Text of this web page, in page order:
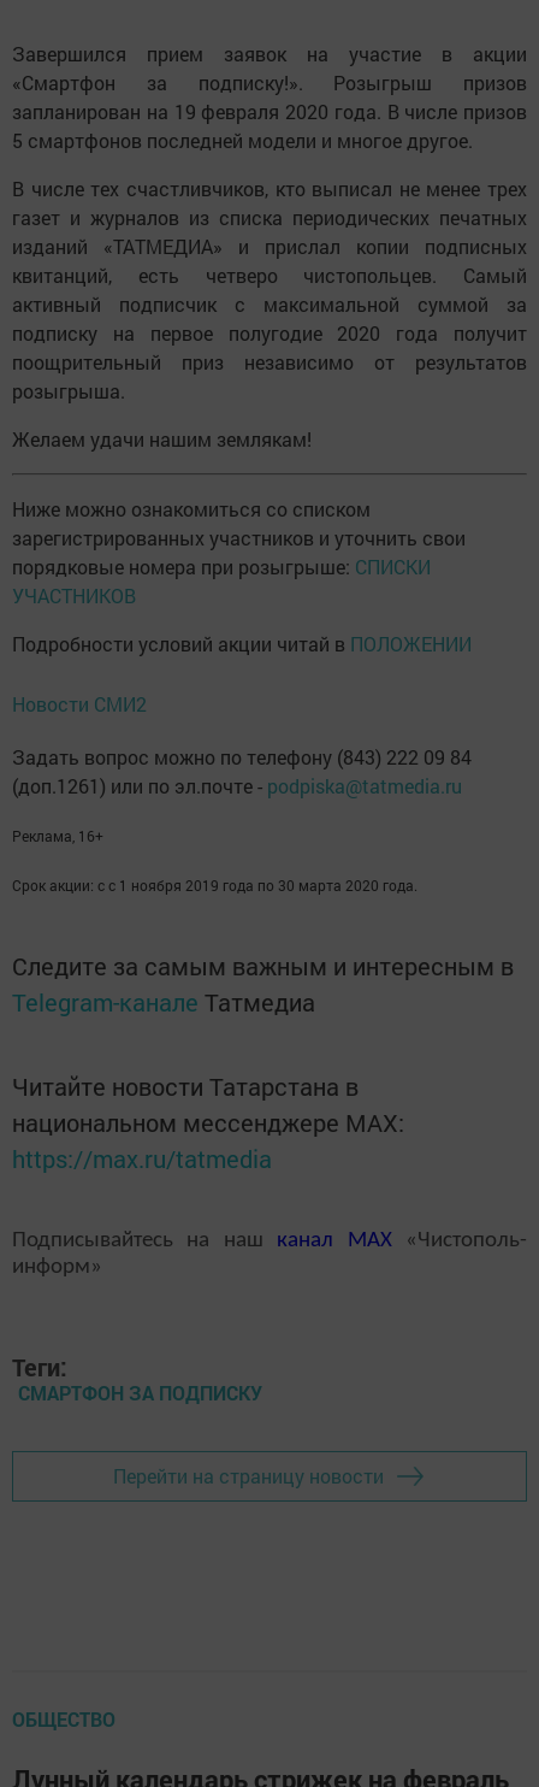
Завершился прием заявок на участие в акции
«Смартфон за подписку!». Розыгрыш призов
запланирован на 19 февраля 2020 года. В числе призов
5 смартфонов последней модели и многое другое.
В числе тех счастливчиков, кто выписал не менее трех
газет и журналов из списка периодических печатных
изданий «ТАТМЕДИА» и прислал копии подписных
квитанций, есть четверо чистопольцев. Самый
активный подписчик с максимальной суммой за
подписку на первое полугодие 2020 года получит
поощрительный приз независимо от результатов
розыгрыша.
Желаем удачи нашим землякам!
Ниже можно ознакомиться со списком
зарегистрированных участников и уточнить свои
порядковые номера при розыгрыше: СПИСКИ
УЧАСТНИКОВ
Подробности условий акции читай в ПОЛОЖЕНИИ
Новости СМИ2
Задать вопрос можно по телефону (843) 222 09 84
(доп.1261) или по эл.почте - podpiska@tatmedia.ru
Реклама, 16+
Срок акции: с с 1 ноября 2019 года по 30 марта 2020 года.
Следите за самым важным и интересным в
Telegram-канале Татмедиа
Читайте новости Татарстана в
национальном мессенджере MАХ:
https://max.ru/tatmedia
Подписывайтесь на наш канал MAX«Чистополь-
информ»
Теги:
СМАРТФОН ЗА ПОДПИСКУ
Перейти на страницу новости
ОБЩЕСТВО
Лунный календарь стрижек на февраль